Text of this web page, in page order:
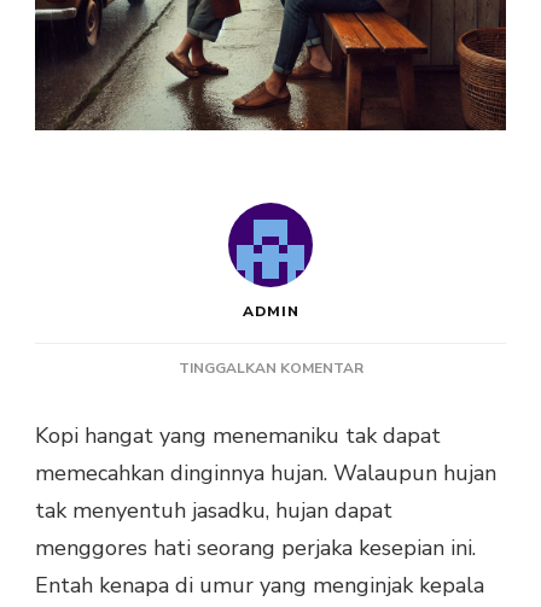
ADMIN
TINGGALKAN KOMENTARPADA
HILANGNYA
GADIS
KOPI
KARYA
SULISTIO
Kopi hangat yang menemaniku tak dapat
memecahkan dinginnya hujan. Walaupun hujan
tak menyentuh jasadku, hujan dapat
menggores hati seorang perjaka kesepian ini.
Entah kenapa di umur yang menginjak kepala